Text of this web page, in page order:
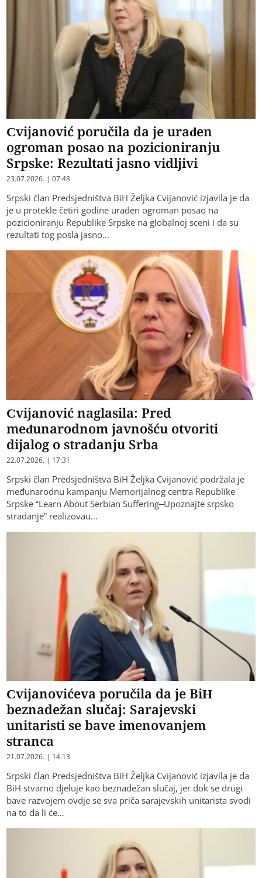
Cvijanović poručila da je urađen
ogroman posao na pozicioniranju
Srpske: Rezultati jasno vidljivi
23.07.2026. | 07:48
Srpski član Predsjedništva BiH Željka Cvijanović izjavila je da
je u protekle četiri godine urađen ogroman posao na
pozicioniranju Republike Srpske na globalnoj sceni i da su
rezultati tog posla jasno…
Cvijanović naglasila: Pred
međunarodnom javnošću otvoriti
dijalog o stradanju Srba
22.07.2026. | 17:31
Srpski član Predsjedništva BiH Željka Cvijanović podržala je
međunarodnu kampanju Memorijalnog centra Republike
Srpske “Learn About Serbian Suffering–Upoznajte srpsko
stradanje” realizovau…
Cvijanovićeva poručila da je BiH
beznadežan slučaj: Sarajevski
unitaristi se bave imenovanjem
stranca
21.07.2026. | 14:13
Srpski član Predsjedništva BiH Željka Cvijanović izjavila je da
BiH stvarno djeluje kao beznadežan slučaj, jer dok se drugi
bave razvojem ovdje se sva priča sarajevskih unitarista svodi
na to da li će…